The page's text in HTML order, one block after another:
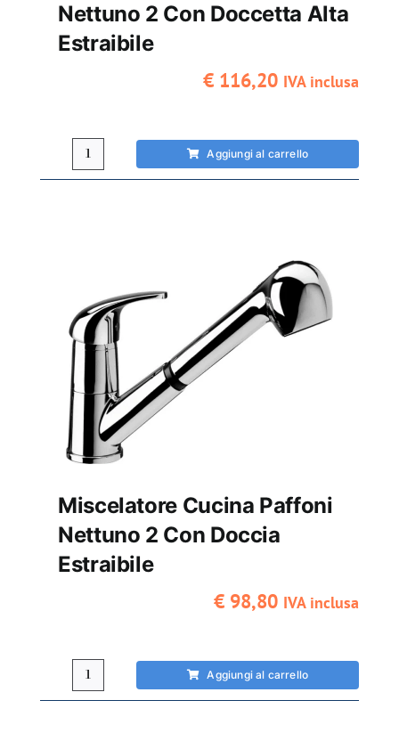
Nettuno 2 Con Doccetta Alta
Estraibile
€ 116,20 IVA inclusa
Miscelatore
cucina
doccetta
alta
estraibile
quantità
Aggiungi al carrello
Miscelatore Cucina Paffoni
Nettuno 2 Con Doccia
Estraibile
€ 98,80 IVA inclusa
Miscelatore
cucina
Aggiungi al carrello